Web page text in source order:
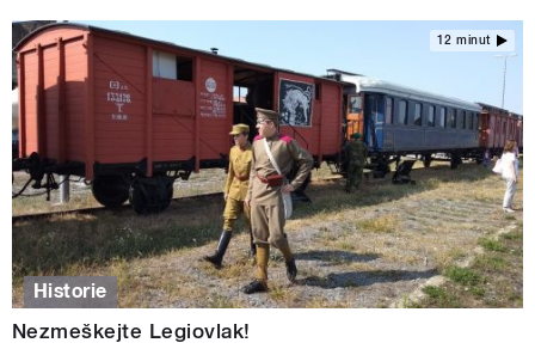
12 minut
Historie
Nezmeškejte Legiovlak!